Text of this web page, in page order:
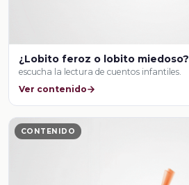
¿Lobito feroz o lobito miedoso?
escucha la lectura de cuentos infantiles.
Ver contenido
CONTENIDO